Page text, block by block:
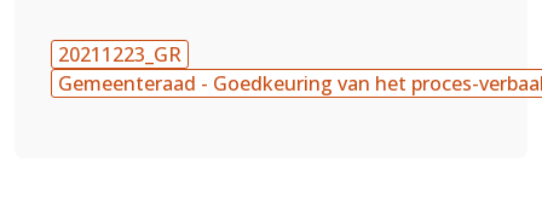
20211223_GR
Gemeenteraad - Goedkeuring van het proces-